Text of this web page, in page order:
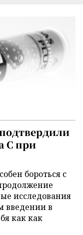
C при
бороться с
исследования
введении в
как как